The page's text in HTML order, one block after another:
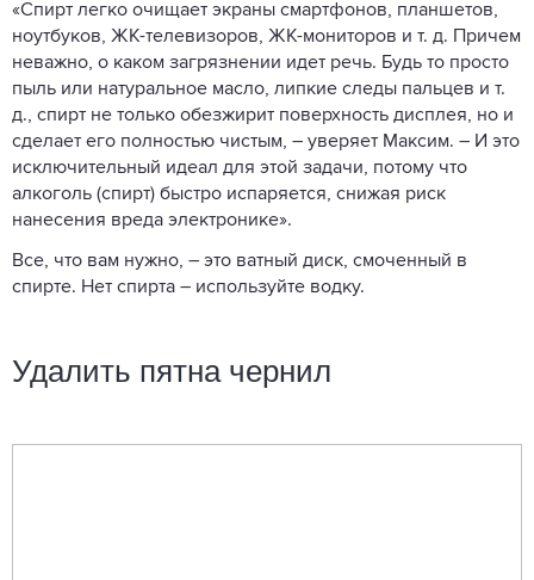
«Спирт легко очищает экраны смартфонов, планшетов,
ноутбуков, ЖК-телевизоров, ЖК-мониторов и т. д. Причем
неважно, о каком загрязнении идет речь. Будь то просто
пыль или натуральное масло, липкие следы пальцев и т.
д., спирт не только обезжирит поверхность дисплея, но и
сделает его полностью чистым, – уверяет Максим. – И это
исключительный идеал для этой задачи, потому что
алкоголь (спирт) быстро испаряется, снижая риск
нанесения вреда электронике».
Все, что вам нужно, – это ватный диск, смоченный в
спирте. Нет спирта – используйте водку.
Удалить пятна чернил